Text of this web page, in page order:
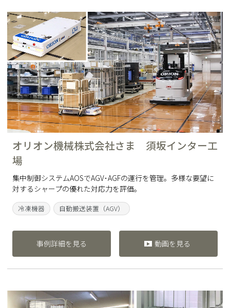
オリオン機械株式会社さま 須坂インター工
場
集中制御システムAOSでAGV･AGFの運行を管理。多様な要望に
対するシャープの優れた対応力を評価。
冷凍機器 自動搬送装置（AGV）
事例詳細を見る 動画を見る